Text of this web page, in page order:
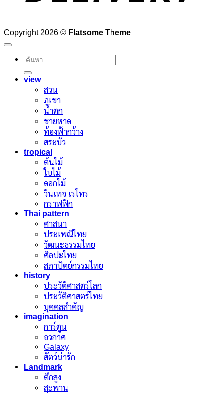
Copyright 2026 © Flatsome Theme
ค้นหา:
view
สวน
ภูเขา
น้ำตก
ชายหาด
ท้องฟ้ากว้าง
สระบัว
tropical
ต้นไม้
ใบไม้
ดอกไม้
วินเทจ เรโทร
กราฟฟิก
Thai pattern
ศาสนา
ประเพณีไทย
วัฒนะธรรมไทย
ศิลปะไทย
สภาปัตย์กรรมไทย
history
ประวัติศาสตร์โลก
ประวัติศาสตร์ไทย
บุคคลสำคัญ
imagination
การ์ตูน
อวกาศ
Galaxy
สัตว์น่ารัก
Landmark
ตึกสูง
สะพาน